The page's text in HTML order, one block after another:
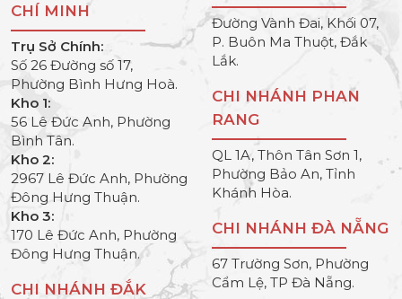
CHÍ MINH
Trụ Sở Chính:
Số 26 Đường số 17,
Phường Bình Hưng Hoà.
Kho 1:
56 Lê Đức Anh, Phường
Bình Tân.
Kho 2:
2967 Lê Đức Anh, Phường
Đông Hưng Thuận.
Kho 3:
170 Lê Đức Anh, Phường
Đông Hưng Thuận.
CHI NHÁNH ĐẮK
Đường Vành Đai, Khối 07,
P. Buôn Ma Thuột, Đắk
Lắk.
CHI NHÁNH PHAN
RANG
QL 1A, Thôn Tân Sơn 1,
Phường Bảo An, Tỉnh
Khánh Hòa.
CHI NHÁNH ĐÀ NẴNG
67 Trường Sơn, Phường
Cẩm Lệ, TP Đà Nẵng.